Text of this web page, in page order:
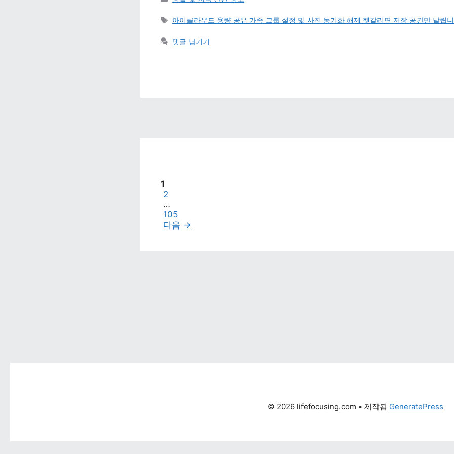
태그
아이클라우드 용량 공유 가족 그룹 설정 및 사진 동기화 해제 헷갈리면 저장 공간만 날립
댓글 남기기
페이지
1
페이지
2
…
페이지
105
다음 →
© 2026 lifefocusing.com • 제작됨 GeneratePress